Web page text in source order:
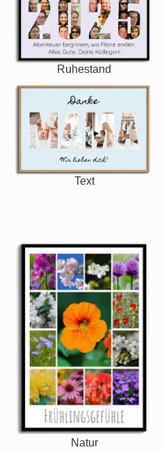
Ruhestand
Text
Natur